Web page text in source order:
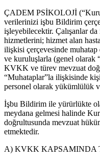
ÇADEM PSİKOLOJİ
verilerinizi işbu Bildirim
işleyebilecektir. Çalışanlar
hizmetlerini; hizmet alan
ilişkisi çerçevesinde
ve kuruluşlarla (genel olarak
KVKK ve türev mevzuat
“Muhataplar”la ilişkisinde
personel olarak yükümlülük
İşbu Bildirim ile yürürlükte
meydana gelmesi halinde
doğrultusunda mevzuat
etmektedir.
A) KVKK KAPSAMINDA